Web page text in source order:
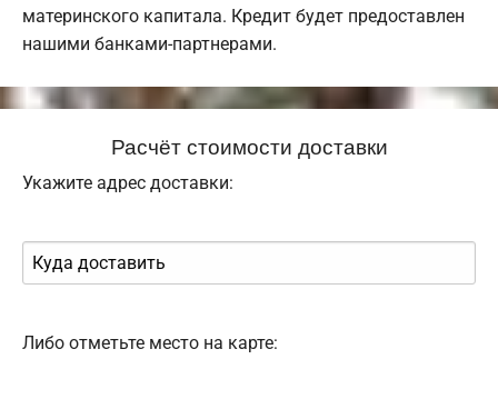
материнского капитала. Кредит будет предоставлен
нашими банками-партнерами.
Расчёт стоимости доставки
Укажите адрес доставки:
Либо отметьте место на карте: